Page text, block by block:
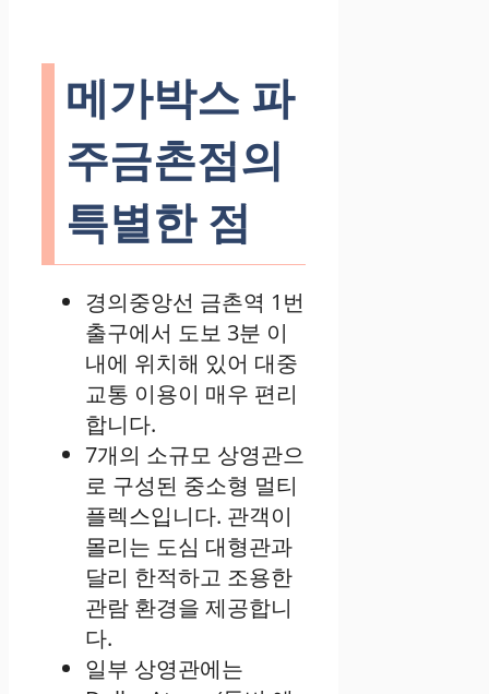
메가박스 파
주금촌점의
특별한 점
경의중앙선 금촌역 1번
출구에서 도보 3분 이
내에 위치해 있어 대중
교통 이용이 매우 편리
합니다.
7개의 소규모 상영관으
로 구성된 중소형 멀티
플렉스입니다. 관객이
몰리는 도심 대형관과
달리 한적하고 조용한
관람 환경을 제공합니
다.
일부 상영관에는